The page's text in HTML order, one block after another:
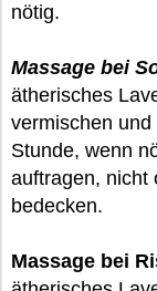
nötig.
Massage bei
ätherisches
vermischen
Stunde, wenn
auftragen, nicht
bedecken.
Massage bei